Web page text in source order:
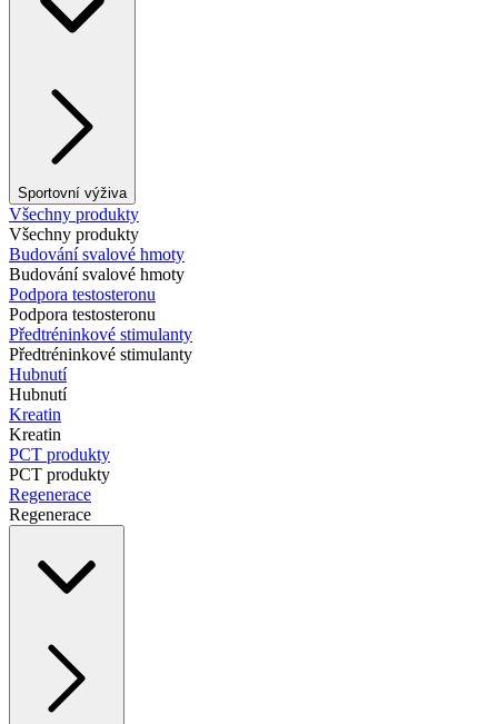
Sportovní výživa
Všechny produkty
Všechny produkty
Budování svalové hmoty
Budování svalové hmoty
Podpora testosteronu
Podpora testosteronu
Předtréninkové stimulanty
Předtréninkové stimulanty
Hubnutí
Hubnutí
Kreatin
Kreatin
PCT produkty
PCT produkty
Regenerace
Regenerace